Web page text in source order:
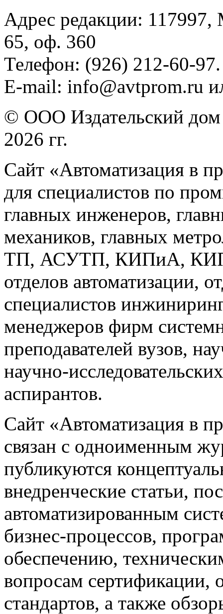
Адрес редакции:
65, оф. 360
Телефон: (926) 212-60-97.
E-mail: info@avtprom.ru
© ООО Издательский
2026 гг.
Сайт «Автоматизация в
для специалистов по
главных инженеров,
механиков, главных
ТП, АСУТП, КИПиА, КИП
отделов автоматизации,
специалистов
менеджеров фирм
преподавателей вузов,
научно-
аспирантов.
Сайт «Автоматизация в
связан с одноименным
публикуются
внедренческие статьи,
автоматизированным
бизнес-процессов,
обеспечению,
вопросам
стандартов, а также